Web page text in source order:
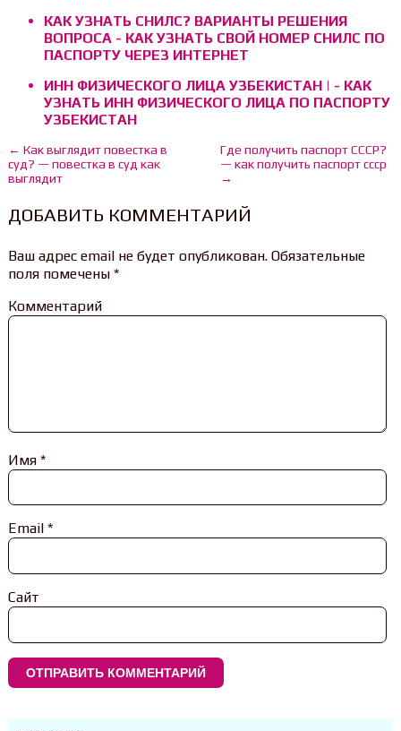
КАК УЗНАТЬ СНИЛС? ВАРИАНТЫ РЕШЕНИЯ
ВОПРОСА - КАК УЗНАТЬ СВОЙ НОМЕР СНИЛС ПО
ПАСПОРТУ ЧЕРЕЗ ИНТЕРНЕТ
ИНН ФИЗИЧЕСКОГО ЛИЦА УЗБЕКИСТАН | - КАК
УЗНАТЬ ИНН ФИЗИЧЕСКОГО ЛИЦА ПО ПАСПОРТУ
УЗБЕКИСТАН
← Как выглядит повестка в
суд? — повестка в суд как
выглядит
Где получить паспорт СССР?
— как получить паспорт ссср
→
ДОБАВИТЬ КОММЕНТАРИЙ
Ваш адрес email не будет опубликован.Обязательные
поля помечены *
Комментарий
Имя *
Email *
Сайт